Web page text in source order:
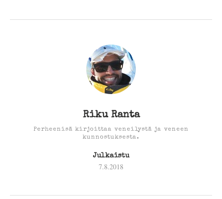
Riku Ranta
Perheenisä kirjoittaa veneilystä ja veneen
kunnostuksesta.
Julkaistu
7.8.2018